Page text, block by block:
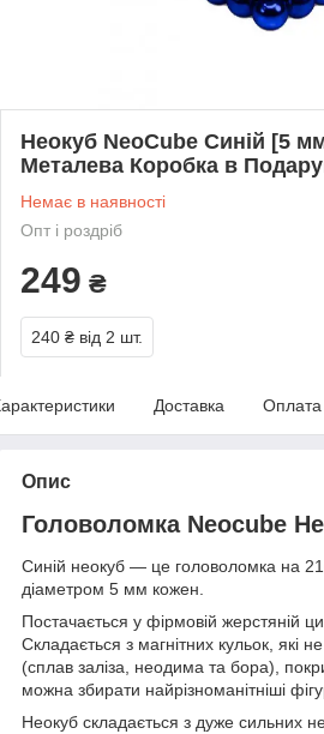
Неокуб NeoCube Синій [5
Металева Коробка в
Немає в наявності
Опт і роздріб
249 ₴
240 ₴ від 2 шт.
Доставка Оплата
Опис
Головоломка Neocube
Синій неокуб — це головоломка на
діаметром 5 мм кожен.
Постачається у фірмовій жерстяній
Складається з магнітних кульок, які
(сплав заліза, неодима та бора),
можна збирати найрізноманітніші
Неокуб складається з дуже сильних